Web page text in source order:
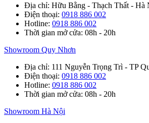
Địa chỉ: Hữu Bằng - Thạch Thất - Hà
Điện thoại: 0918 886 002
Hotline: 0918 886 002
Thời gian mở cửa: 08h - 20h
Showroom Quy Nhơn
Địa chỉ: 111 Nguyễn Trọng Trì - TP
Điện thoại: 0918 886 002
Hotline: 0918 886 002
Thời gian mở cửa: 08h - 20h
Showroom Hà Nội